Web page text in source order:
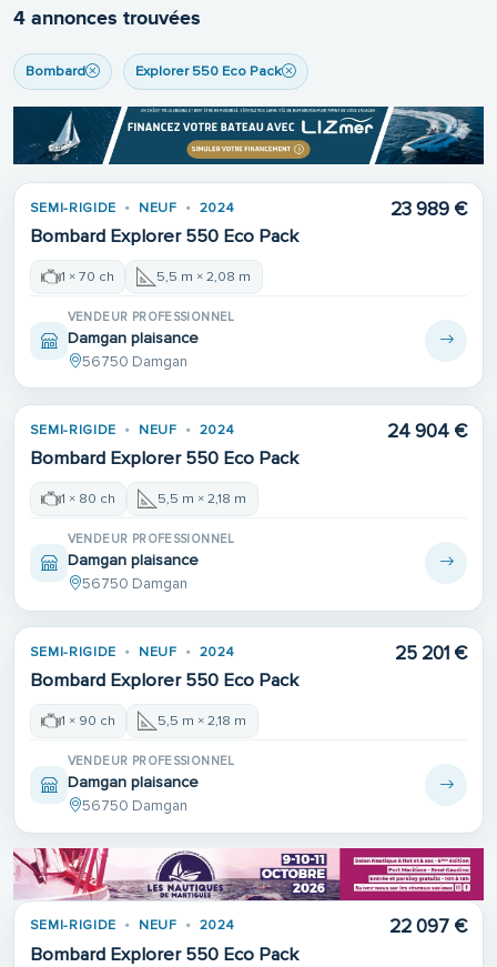
4 annonces trouvées
Bombard Explorer 550 Eco Pack
SEMI-RIGIDE NEUF 2024
Bombard Explorer 550 Eco Pack
23 989 €
1 × 70 ch 5,5 m × 2,08 m
VENDEUR PROFESSIONNEL
Damgan plaisance
56750 Damgan
SEMI-RIGIDE NEUF 2024
Bombard Explorer 550 Eco Pack
24 904 €
1 × 80 ch 5,5 m × 2,18 m
VENDEUR PROFESSIONNEL
Damgan plaisance
56750 Damgan
SEMI-RIGIDE NEUF 2024
Bombard Explorer 550 Eco Pack
25 201 €
1 × 90 ch 5,5 m × 2,18 m
VENDEUR PROFESSIONNEL
Damgan plaisance
56750 Damgan
SEMI-RIGIDE NEUF 2024
Bombard Explorer 550 Eco Pack
22 097 €